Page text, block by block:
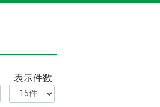
表示件数